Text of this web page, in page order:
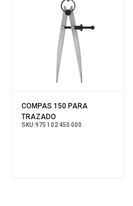
COMPAS 150 PARA
TRAZADO
SKU:975 102 450 000